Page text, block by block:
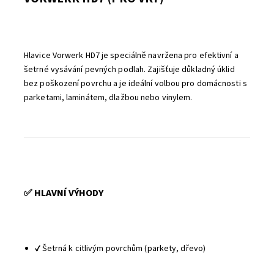
Hlavice Vorwerk HD7je speciálně navržena pro efektivní a
šetrné vysávání pevných podlah. Zajišťuje důkladný úklid
bez poškození povrchu a je ideální volbou pro domácnosti s
parketami, laminátem, dlažbou nebo vinylem.
✅ HLAVNÍ VÝHODY
✔️ Šetrná k citlivým povrchům (parkety, dřevo)